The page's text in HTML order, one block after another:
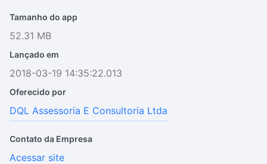
Tamanho do app
52.31 MB
Lançado em
2018-03-19 14:35:22.013
Oferecido por
DQL Assessoria E Consultoria Ltda
Contato da Empresa
Acessar site